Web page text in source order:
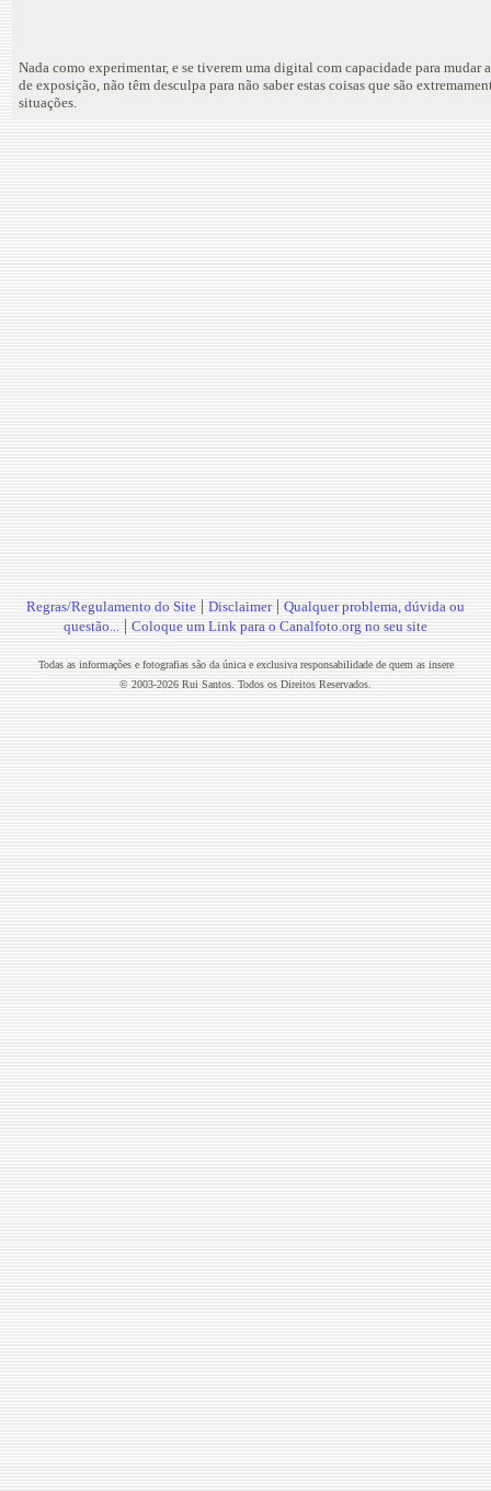
Nada como experimentar, e se tiverem uma digital com capacidade para mudar
de exposição, não têm desculpa para não saber estas coisas que são
situações.
Regras/Regulamento do Site | Disclaimer| Qualquer problema, dúvida ou
questão... | Coloque um Link para o Canalfoto.org no seu site
Todas as informações e fotografias são da única e exclusiva responsabilidade de quem as insere
© 2003-2026 Rui Santos. Todos os Direitos Reservados.